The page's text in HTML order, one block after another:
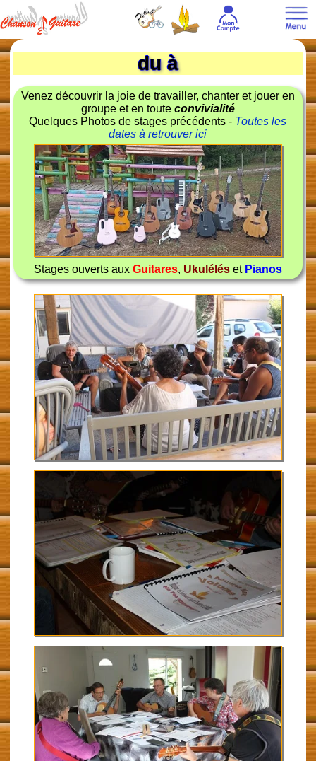
du à
Venez découvrir la joie de travailler, chanter et jouer en
groupe et en toute convivialité
Quelques Photos de stages précédents - Toutes les
dates à retrouver ici
Stages ouverts aux Guitares, Ukuléléset Pianos